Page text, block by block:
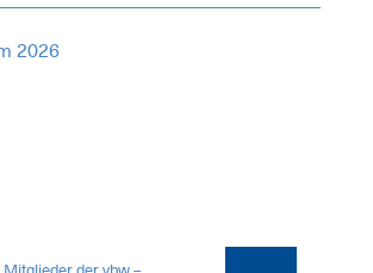
2026